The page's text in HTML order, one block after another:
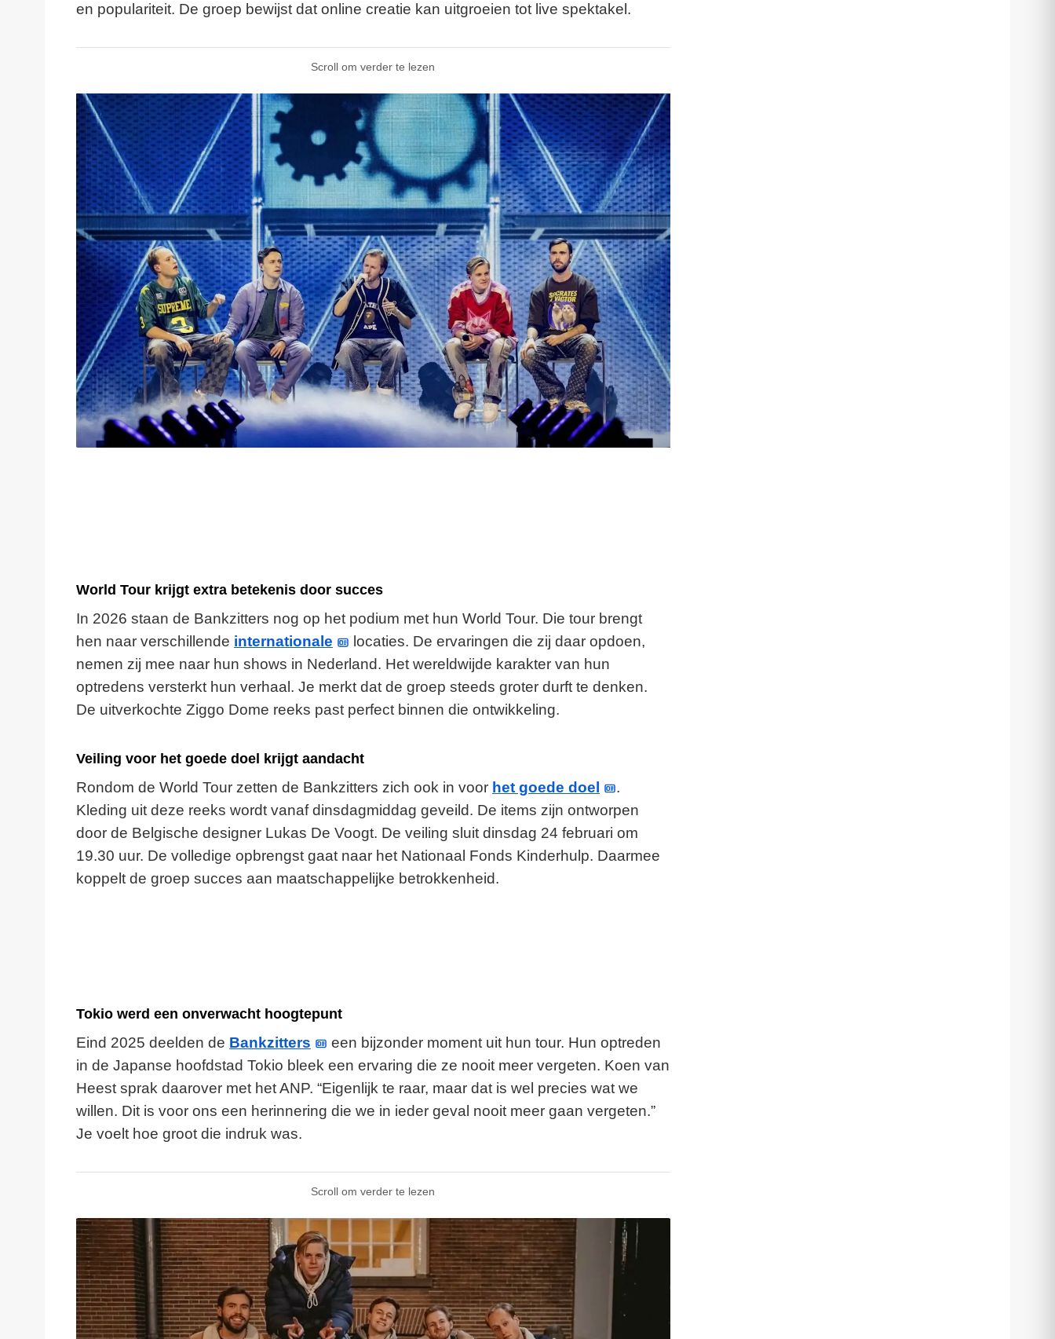
en populariteit. De groep bewijst dat online creatie kan uitgroeien tot live spektakel.
Scroll om verder te lezen
World Tour krijgt extra betekenis door succes
In 2026 staan de Bankzitters nog op het podium met hun World Tour. Die tour brengt
hen naar verschillende internationale
locaties. De ervaringen die zij daar opdoen,
nemen zij mee naar hun shows in Nederland. Het wereldwijde karakter van hun
optredens versterkt hun verhaal. Je merkt dat de groep steeds groter durft te denken.
De uitverkochte Ziggo Dome reeks past perfect binnen die ontwikkeling.
Veiling voor het goede doel krijgt aandacht
Rondom de World Tour zetten de Bankzitters zich ook in voor het goede doel
.
Kleding uit deze reeks wordt vanaf dinsdagmiddag geveild. De items zijn ontworpen
door de Belgische designer Lukas De Voogt. De veiling sluit dinsdag 24 februari om
19.30 uur. De volledige opbrengst gaat naar het Nationaal Fonds Kinderhulp. Daarmee
koppelt de groep succes aan maatschappelijke betrokkenheid.
Tokio werd een onverwacht hoogtepunt
Eind 2025 deelden de Bankzitters
een bijzonder moment uit hun tour. Hun optreden
in de Japanse hoofdstad Tokio bleek een ervaring die ze nooit meer vergeten. Koen van
Heest sprak daarover met het ANP. “Eigenlijk te raar, maar dat is wel precies wat we
willen. Dit is voor ons een herinnering die we in ieder geval nooit meer gaan vergeten.”
Je voelt hoe groot die indruk was.
Scroll om verder te lezen